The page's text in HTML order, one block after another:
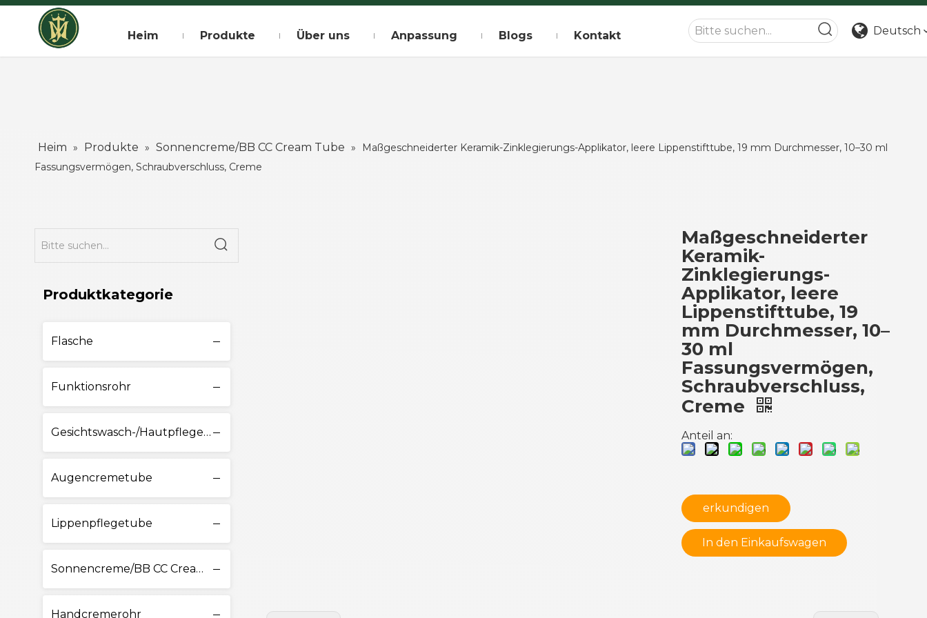
Heim Produkte Über uns Anpassung Blogs Kontakt Deutsch
Heim » Produkte » Sonnencreme/BB CC Cream Tube »
Maßgeschneiderter Keramik-Zinklegierungs-Applikator, leere Lippenstifttube, 19 mm Durchmesser, 10–30 ml
Fassungsvermögen, Schraubverschluss, Creme
Produktkategorie
Flasche
Funktionsrohr
Gesichtswasch-/Hautpflegetube
Augencremetube
Lippenpflegetube
Sonnencreme/BB CC Cream Tube
Handcremerohr
Maßgeschneiderter
Keramik-
Zinklegierungs-
Applikator, leere
Lippenstifttube, 19
mm Durchmesser, 10–
30 ml
Fassungsvermögen,
Schraubverschluss,
Creme
Anteil an:
erkundigen
In den Einkaufswagen